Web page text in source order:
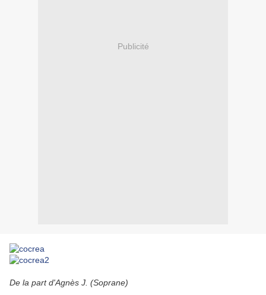
Publicité
De la part d'Agnès J. (Soprane)